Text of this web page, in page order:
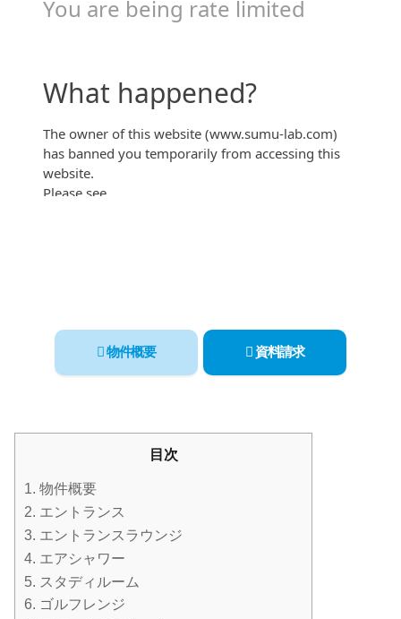
意外と安い？！「関西マンションすごろく」
物件概要 資料請求
目次
1. 物件概要
2. エントランス
3. エントランスラウンジ
4. エアシャワー
5. スタディルーム
6. ゴルフレンジ